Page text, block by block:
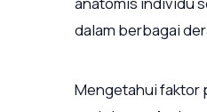
dalam berbagai
Mengetahui faktor